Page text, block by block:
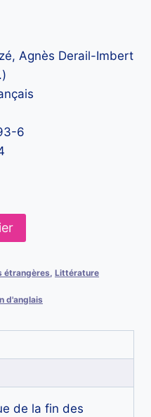
Agnès Derail-Imbert
6
étrangères Littérature
d'anglais
de la fin des